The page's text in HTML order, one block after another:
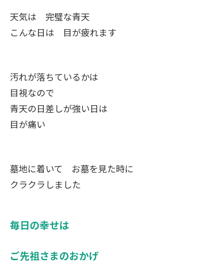
天気は 完璧な青天
こんな日は 目が疲れます
汚れが落ちているかは
目視なので
青天の日差しが強い日は
目が痛い
墓地に着いて お墓を見た時に
クラクラしました
毎日の幸せは
ご先祖さまのおかげ